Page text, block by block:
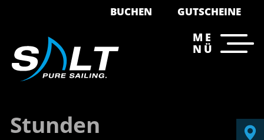
BUCHEN GUTSCHEINE
ME
NÜ
Stunden